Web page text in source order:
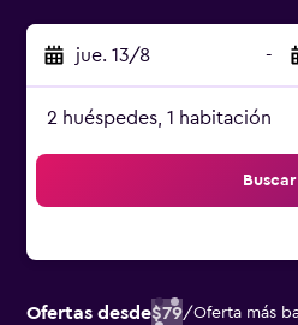
jue. 13/8 -
2 huéspedes, 1 habitación
Buscar
Ofertas desde$79/Oferta más